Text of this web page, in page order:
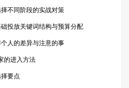
不同阶段的实战对策
投放关键词结构与预算分配
人的差异与注意的事
的进入方法
要点